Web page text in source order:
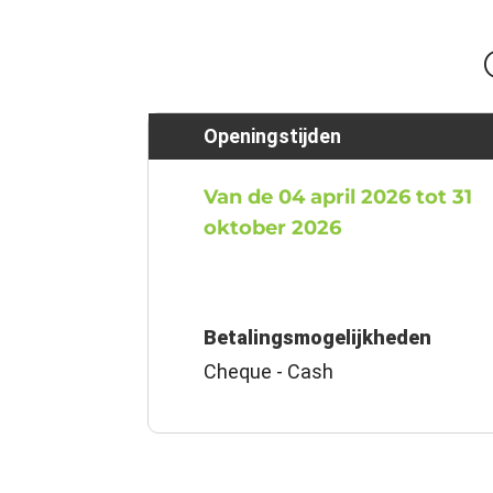
Openingstijden
Van de 04 april 2026 tot 31
oktober 2026
Betalingsmogelijkheden
Cheque - Cash